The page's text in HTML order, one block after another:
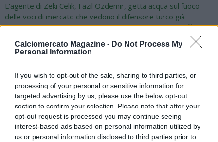
Calciomercato Magazine - Do Not Process My
Personal Information
If you wish to opt-out of the sale, sharing to third parties, or
processing of your personal or sensitive information for
targeted advertising by us, please use the below opt-out
section to confirm your selection. Please note that after your
opt-out request is processed you may continue seeing
interest-based ads based on personal information utilized by
us or personal information disclosed to third parties prior to
L'agente di Zeki Celik, Fazil Ozdemir, getta acqua sul fuoco
delle voci di mercato che vedono il difensore turco già
promesso sposo della Juventus. Attraverso una nota ufficiale,
il procuratore ha smentito l'esistenza di accordi già siglati,
definendo "non accurate" le indiscrezioni circolate.
ha ribadito che il giocatore è totalmente concentrato sugli
obiettivi stagionali giallorossi. Ogni decisione sul futuro,
dunque, verrà rimandata a fine stagione all'insegna della
professionalità.